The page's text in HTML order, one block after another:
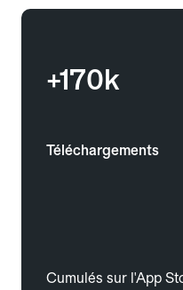
+170k
Téléchargements
Cumulés sur l'App